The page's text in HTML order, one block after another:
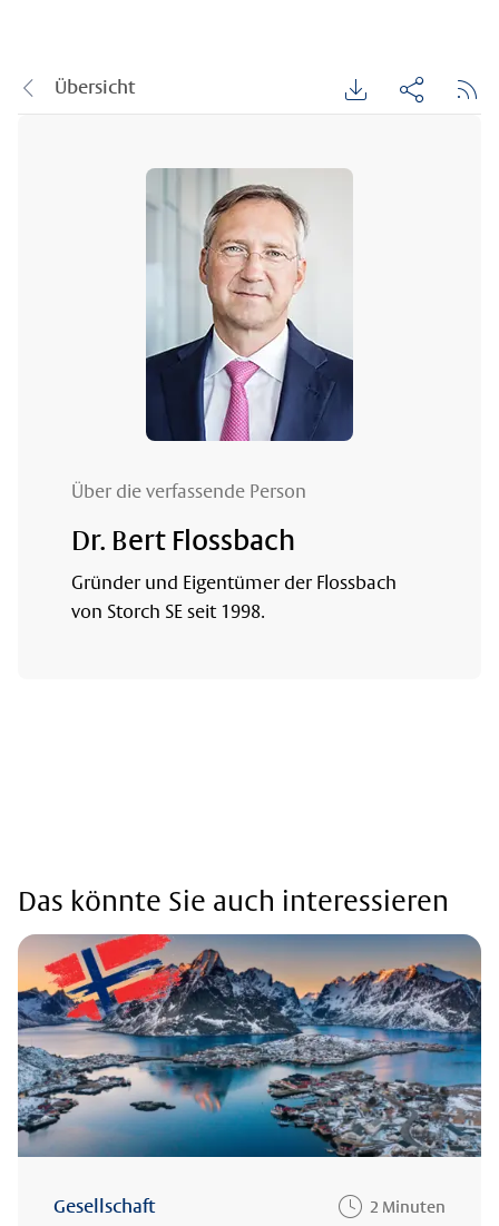
Übersicht
Über die verfassende Person
Dr. Bert Flossbach
Gründer und Eigentümer der Flossbach
von Storch SE seit 1998.
Das könnte Sie auch interessieren
Gesellschaft 2 Minuten